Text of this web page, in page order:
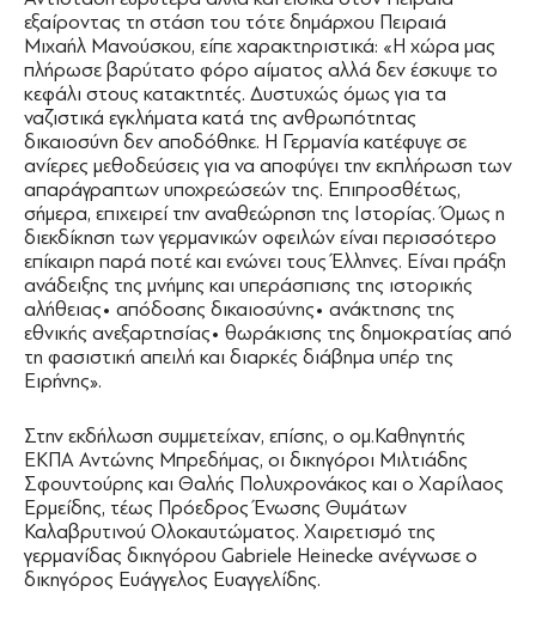
εξαίροντας τη στάση του τότε δημάρχου Πειραιά
Μιχαήλ Μανούσκου, είπε χαρακτηριστικά: «Η χώρα μας
πλήρωσε βαρύτατο φόρο αίματος αλλά δεν έσκυψε το
κεφάλι στους κατακτητές. Δυστυχώς όμως για τα
ναζιστικά εγκλήματα κατά της ανθρωπότητας
δικαιοσύνη δεν αποδόθηκε. Η Γερμανία κατέφυγε σε
ανίερες μεθοδεύσεις για να αποφύγει την εκπλήρωση των
απαράγραπτων υποχρεώσεών της. Επιπροσθέτως,
σήμερα, επιχειρεί την αναθεώρηση της Ιστορίας. Όμως η
διεκδίκηση των γερμανικών οφειλών είναι περισσότερο
επίκαιρη παρά ποτέ και ενώνει τους Έλληνες. Είναι πράξη
ανάδειξης της μνήμης και υπεράσπισης της ιστορικής
αλήθειας• απόδοσης δικαιοσύνης• ανάκτησης της
εθνικής ανεξαρτησίας• θωράκισης της δημοκρατίας από
τη φασιστική απειλή και διαρκές διάβημα υπέρ της
Ειρήνης».
Στην εκδήλωση συμμετείχαν, επίσης, ο ομ.Καθηγητής
ΕΚΠΑ Αντώνης Μπρεδήμας, οι δικηγόροι Μιλτιάδης
Σφουντούρης και Θαλής Πολυχρονάκος και ο Χαρίλαος
Ερμείδης, τέως Πρόεδρος Ένωσης Θυμάτων
Καλαβρυτινού Ολοκαυτώματος. Χαιρετισμό της
γερμανίδας δικηγόρου Gabriele Heinecke ανέγνωσε ο
δικηγόρος Ευάγγελος Ευαγγελίδης.